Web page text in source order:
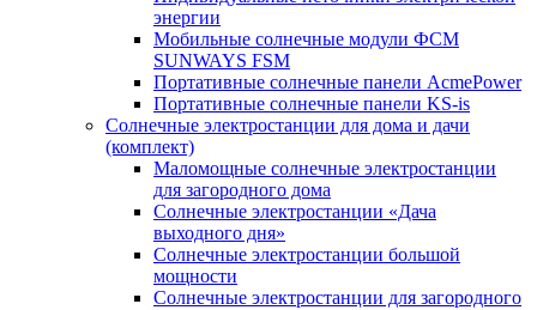
энергии
Мобильные солнечные модули ФСМ
SUNWAYS FSM
Портативные солнечные панели AcmePower
Портативные солнечные панели KS-is
Солнечные электростанции для дома и дачи
(комплект)
Маломощные солнечные электростанции
для загородного дома
Солнечные электростанции «Дача
выходного дня»
Солнечные электростанции большой
мощности
Солнечные электростанции для загородного